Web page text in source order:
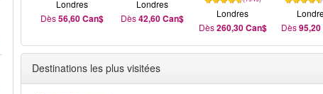
Londres
Dès56,60 Can$
Londres
Dès42,60 Can$
Londres
Dès260,30 Can$
Dès
Destinations les plus visitées